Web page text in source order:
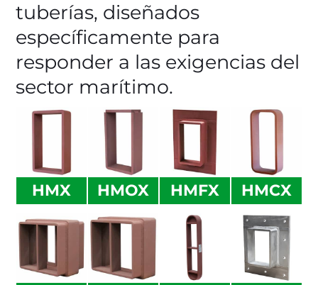
tuberías, diseñados
específicamente para
responder a las exigencias del
sector marítimo.
HMX HMOX HMFX HMCX